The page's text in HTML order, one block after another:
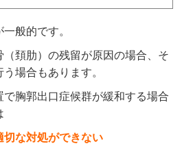
般的です。
（頚肋）の残留が原因の場合、そ
場合もあります。
で胸郭出口症候群が緩和する場合
切な対処ができない